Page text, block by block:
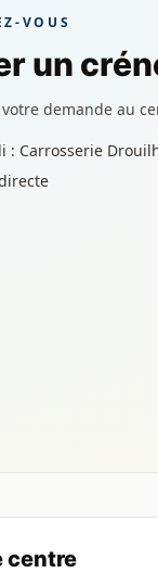
VOUS
un
demande au
: Carrosserie
centre